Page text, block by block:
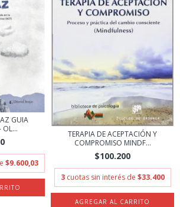
GUIA
OL...
$9.600,03
TERAPIA DE ACEPTACIÓN Y
COMPROMISO MINDF...
$100.200
3 cuotas sin interés de $33.400